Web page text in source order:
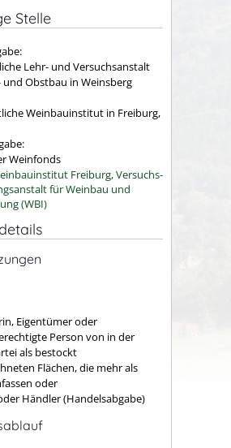
Stelle
Lehr- und Versuchsanstalt
und Obstbau in Weinsberg
Weinbauinstitut in Freiburg,
Weinfonds
Freiburg, Versuchs-
für Weinbau und
(WBI)
Eigentümer oder
Person von in der
als bestockt
Flächen, die mehr als
oder
Händler (Handelsabgabe)